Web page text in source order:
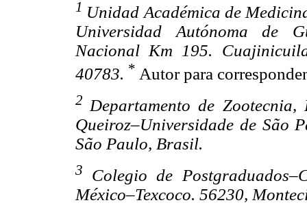
1 Unidad Académica de
Universidad Autónoma de
Nacional Km 195.
40783. * Autor para
2 Departamento de
Queiroz–Universidade de São
São Paulo, Brasil.
3 Colegio de
México–Texcoco. 56230,